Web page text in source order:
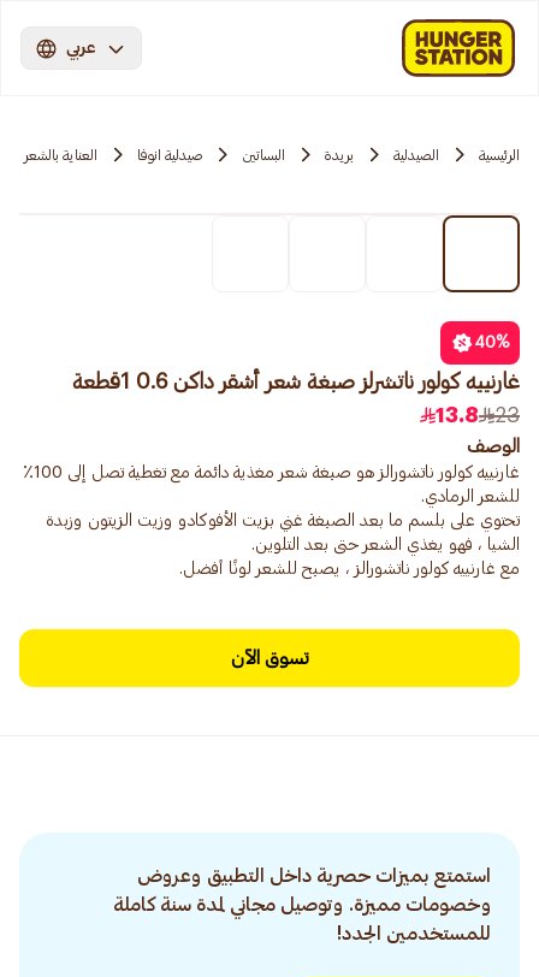
عربي
الرئيسية الصيدلية بريدة البساتين صيدلية انوفا العناية بالشعر
40%
غارنييه كولور ناتشرلز صبغة شعر أشقر داكن 0.6 1قطعة
23
13.8
الوصف
غارنييه كولور ناتشورالز هو صبغة شعر مغذية دائمة مع تغطية تصل إلى 100٪
تحتوي على بلسم ما بعد الصبغة غني بزيت الأفوكادو وزيت الزيتون وزبدة
مع غارنييه كولور ناتشورالز ، يصبح للشعر لونًا أفضل.
تسوق الآن
استمتع بميزات حصرية داخل التطبيق وعروض
وخصومات مميزة. وتوصيل مجاني لمدة سنة كاملة
للمستخدمين الجدد!